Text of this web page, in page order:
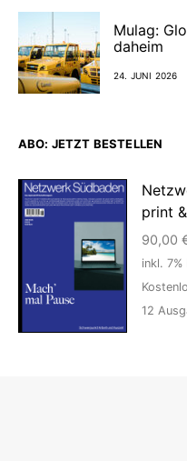
Mulag:
daheim
24. JUNI 2026
ABO: JETZT BESTELLEN
print
90,00
inkl. 7%
12